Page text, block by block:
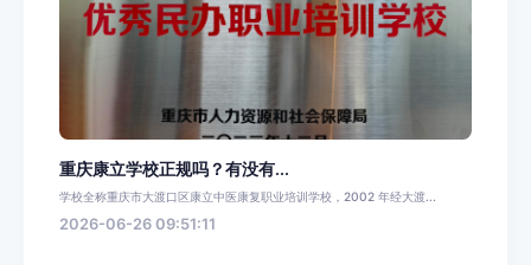
重庆康立学校正规吗？有没有...
学校全称重庆市大渡口区康立中医康复职业培训学校，2002 年经大渡...
2026-06-26 09:51:11